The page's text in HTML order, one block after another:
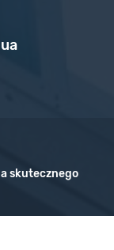
skutecznego